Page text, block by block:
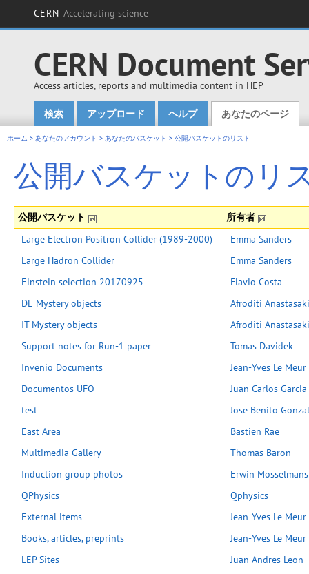
CERN Accelerating science
CERN Document
Access articles, reports and multimedia content in HEP
Main menu
検索 アップロード ヘルプ あなたのページ
ホーム > あなたのアカウント > あなたのバスケット > 公開バスケットのリスト
公開バスケットのリ
公開バスケット 所有者
Large Electron Positron Collider (1989-2000)
Emma Sanders
Large Hadron Collider
Emma Sanders
Einstein selection 20170925
Flavio Costa
DE Mystery objects
Afroditi Anastasaki
IT Mystery objects
Afroditi Anastasaki
Support notes for Run-1 paper
Tomas Davidek
Invenio Documents
Jean-Yves Le Meur
Documentos UFO
Juan Carlos
test
Jose Benito
East Area
Bastien Rae
Multimedia Gallery
Thomas Baron
Induction group photos
Erwin Mosselmans
QPhysics
Qphysics
External items
Jean-Yves Le Meur
Books, articles, preprints
Jean-Yves Le Meur
LEP Sites
Juan Andres Leon